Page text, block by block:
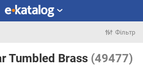
Фільтр
Tumbled Brass (49477)